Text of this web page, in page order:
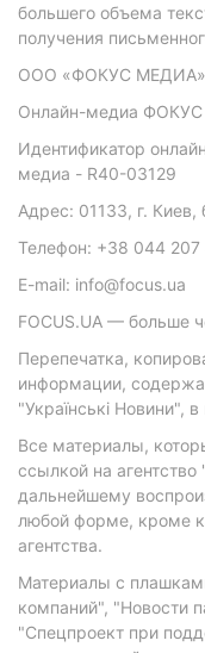
большего объема
получения
ООО «ФОКУС МЕДИА»
Онлайн-медиа ФОКУС
Идентификатор
медиа - R40-03129
Адрес: 01133, г. Киев,
Телефон: +38 044 207
E-mail: info@focus.ua
FOCUS.UA — больше
Перепечатка,
информации,
"Українські Новини",
Все материалы,
ссылкой на
дальнейшему
любой форме, кроме
агентства.
Материалы с
компаний", "Новости
"Спецпроект при